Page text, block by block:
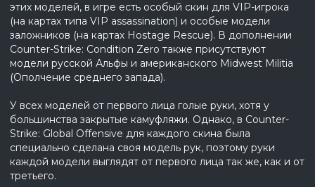
этих моделей, в игре есть особый скин для VIP-игрока
(на картах типа VIP assassination) и особые модели
заложников (на картах Hostage Rescue). В дополнении
Counter-Strike: Condition Zero также присутствуют
модели русской Альфы и американского Midwest Militia
(Ополчение среднего запада).
У всех моделей от первого лица голые руки, хотя у
большинства закрытые камуфляжи. Однако, в Counter-
Strike: Global Offensive для каждого скина была
специально сделана своя модель рук, поэтому руки
каждой модели выглядят от первого лица так же, как и от
третьего.